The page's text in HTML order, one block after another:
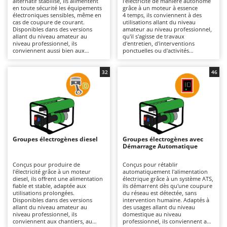
Autolaveuses
Autres produits
B
Balayeuses
Bancs de scie pour le bois - Scies à bûches
Bennes pour tracteur
Brosses pour sols extérieurs
Brouettes à moteur
Broyeurs à axe horizontal pour tracteur
Butteurs pour tracteur
C
Chargeurs de batterie - Démarreurs
Charrues pour tracteur
Ambrogio Robot
Annovi Reverberi
ANTHBOT
Archman
Argo
Ariete
Artus
Attila
Awelco
B
Baesso
Bahco
en toute sécurité les équipements
électroniques sensibles, même en
cas de coupure de courant.
Disponibles dans des versions
allant du niveau amateur au
niveau professionnel, ils
conviennent aussi bien aux
d'entretien, grâce à des modèles
compacts et faciles à transporter.
Par rapport aux groupes
électrogènes classiques, ils limitent
les variations de tension,
améliorent la protection des
appareils raccordés et se
distinguent généralement par un
fonctionnement plus silencieux. Ils
constituent une solution idéale
pour ceux qui recherchent une
déplacement. Il est recommandé
de les stocker dans un endroit sec
et bien ventilé, de nettoyer
régulièrement les grilles et
d'effectuer l'entretien courant du
moteur (filtre à air, huile et
bougie).
grâce à un moteur à essence
4 temps, ils conviennent à des
utilisations allant du niveau
amateur au niveau professionnel,
qu'il s'agisse de travaux
d'entretien, d'interventions
ponctuelles ou d'activités
triphasées selon les besoins, ils
offrent une solution pratique et
polyvalente. Plus compacts et plus
faciles à transporter que les
groupes électrogènes au diesel, ils
sont particulièrement adaptés
lorsque la mobilité et la rapidité
de mise en service sont
essentielles. Ils constituent un
choix polyvalent pour disposer
d'une source d'énergie simple
d'utilisation. Ils doivent être
espaces bien ventilés ; un contrôle
régulier du filtre à air, des bougies
et du niveau d'huile est
recommandé.
Groupes électrogènes diesel
Conçus pour produire de
l'électricité grâce à un moteur
diesel, ils offrent une alimentation
fiable et stable, adaptée aux
utilisations prolongées.
Disponibles dans des versions
allant du niveau amateur au
niveau professionnel, ils
conviennent aux chantiers, au
32
Groupes électrogènes avec
Démarrage Automatique
Conçus pour rétablir
automatiquement l'alimentation
électrique grâce à un système ATS,
ils démarrent dès qu'une coupure
du réseau est détectée, sans
intervention humaine. Adaptés à
des usages allant du niveau
domestique au niveau
professionnel, ils conviennent aux
46